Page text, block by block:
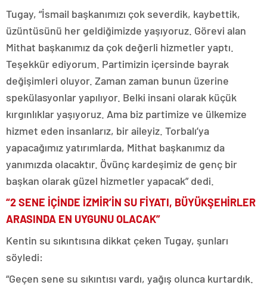
Tugay, “İsmail başkanımızı çok severdik, kaybettik,
üzüntüsünü her geldiğimizde yaşıyoruz. Görevi alan
Mithat başkanımız da çok değerli hizmetler yaptı.
Teşekkür ediyorum. Partimizin içersinde bayrak
değişimleri oluyor. Zaman zaman bunun üzerine
spekülasyonlar yapılıyor. Belki insani olarak küçük
kırgınlıklar yaşıyoruz. Ama biz partimize ve ülkemize
hizmet eden insanlarız, bir aileyiz. Torbalı’ya
yapacağımız yatırımlarda, Mithat başkanımız da
yanımızda olacaktır. Övünç kardeşimiz de genç bir
başkan olarak güzel hizmetler yapacak” dedi.
“2 SENE İÇİNDE İZMİR’İN SU FİYATI, BÜYÜKŞEHİRLER
ARASINDA EN UYGUNU OLACAK”
Kentin su sıkıntısına dikkat çeken Tugay, şunları
söyledi:
“Geçen sene su sıkıntısı vardı, yağış olunca kurtardık.